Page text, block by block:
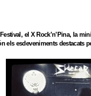
el X Rock’n’Pina, la
els esdeveniments destacats